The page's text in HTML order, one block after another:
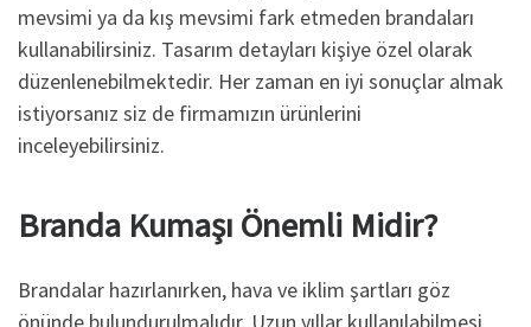
mevsimi ya da kış mevsimi fark etmeden brandaları
kullanabilirsiniz. Tasarım detayları kişiye özel olarak
düzenlenebilmektedir. Her zaman en iyi sonuçlar almak
istiyorsanız siz de firmamızın ürünlerini
inceleyebilirsiniz.
Branda Kumaşı Önemli Midir?
Brandalar hazırlanırken, hava ve iklim şartları göz
önünde bulundurulmalıdır. Uzun yıllar kullanılabilmesi